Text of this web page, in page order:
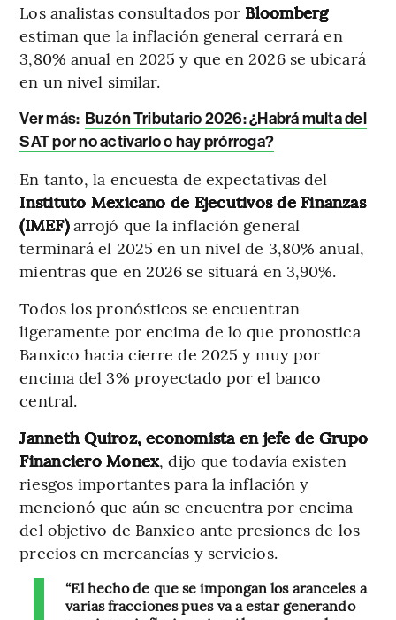
Los analistas consultados por Bloomberg
estiman que la inflación general cerrará en
3,80% anual en 2025 y que en 2026 se ubicará
en un nivel similar.
Ver más: Buzón Tributario 2026: ¿Habrá multa del
SAT por no activarlo o hay prórroga?
En tanto, la encuesta de expectativas del
Instituto Mexicano de Ejecutivos de Finanzas
(IMEF)arrojó que la inflación general
terminará el 2025 en un nivel de 3,80% anual,
mientras que en 2026 se situará en 3,90%.
Todos los pronósticos se encuentran
ligeramente por encima de lo que pronostica
Banxico hacia cierre de 2025 y muy por
encima del 3% proyectado por el banco
central.
Janneth Quiroz, economista en jefe de Grupo
Financiero Monex, dijo que todavía existen
riesgos importantes para la inflación y
mencionó que aún se encuentra por encima
del objetivo de Banxico ante presiones de los
precios en mercancías y servicios.
“El hecho de que se impongan los aranceles a
varias fracciones pues va a estar generando